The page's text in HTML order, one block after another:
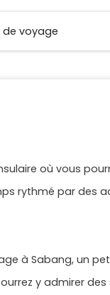
de voyage
où vous
rythmé par des
à Sabang, un
y admirer